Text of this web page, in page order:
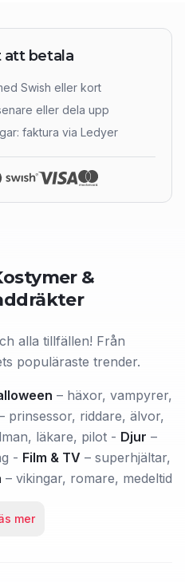
att betala
Swish eller kort
eller dela upp
faktura via Ledyer
&
alla tillfällen! Från
populäraste trender.
– häxor, vampyrer,
prinsessor, riddare, älvor,
läkare, pilot - Djur –
- Film & TV – superhjältar,
– vikingar, romare, medeltid
mer